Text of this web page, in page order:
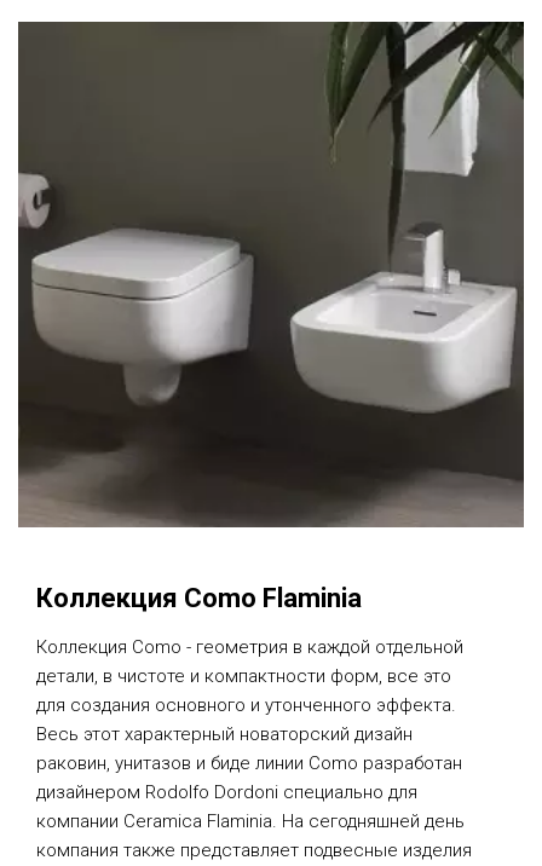
Коллекция Como Flaminia
Коллекция Como - геометрия в каждой отдельной
детали, в чистоте и компактности форм, все это
для создания основного и утонченного эффекта.
Весь этот характерный новаторский дизайн
раковин, унитазов и биде линии Como разработан
дизайнером Rodolfo Dordoni специально для
компании Ceramica Flaminia. На сегодняшней день
компания также представляет подвесные изделия